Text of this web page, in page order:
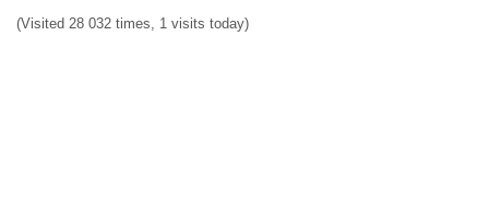
(Visited 28 032 times, 1 visits today)